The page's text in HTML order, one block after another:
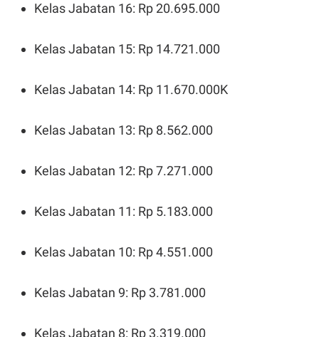
Kelas Jabatan 16: Rp 20.695.000
Kelas Jabatan 15: Rp 14.721.000
Kelas Jabatan 14: Rp 11.670.000K
Kelas Jabatan 13: Rp 8.562.000
Kelas Jabatan 12: Rp 7.271.000
Kelas Jabatan 11: Rp 5.183.000
Kelas Jabatan 10: Rp 4.551.000
Kelas Jabatan 9: Rp 3.781.000
Kelas Jabatan 8: Rp 3.319.000